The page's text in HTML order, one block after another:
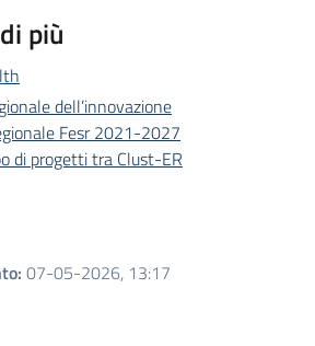
più
dell’innovazione
Fesr 2021-2027
di progetti tra Clust-ER
: 07-05-2026, 13:17